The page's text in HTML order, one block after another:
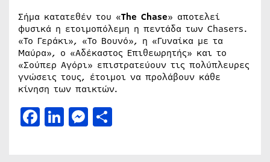
Σήμα κατατεθέν του «The Chase» αποτελεί
φυσικά η ετοιμοπόλεμη η πεντάδα των Chasers.
«Το Γεράκι», «Το Βουνό», η «Γυναίκα με τα
Μαύρα», ο «Αδέκαστος Επιθεωρητής» και το
«Σούπερ Αγόρι» επιστρατεύουν τις πολύπλευρες
γνώσεις τους, έτοιμοι να προλάβουν κάθε
κίνηση των παικτών.
Facebook
LinkedIn
Messenger